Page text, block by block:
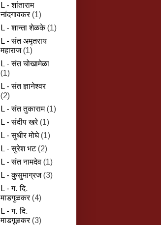
L - शांताराम
नांदगावकर (1)
L - शान्‍ता शेळके (1)
L - संत अमृतराय
महाराज (1)
L - संत चोखामेळा
(1)
L - संत ज्ञानेश्वर
(2)
L - संत तुकाराम (1)
L - संदीप खरे (1)
L - सुधीर मोघे (1)
L - सुरेश भट (2)
L - संत नामदेव (1)
L - कुसुमाग्रज (3)
L - ग. दि.
माडगुळकर (4)
L - ग. दि.
माडगूळकर (3)